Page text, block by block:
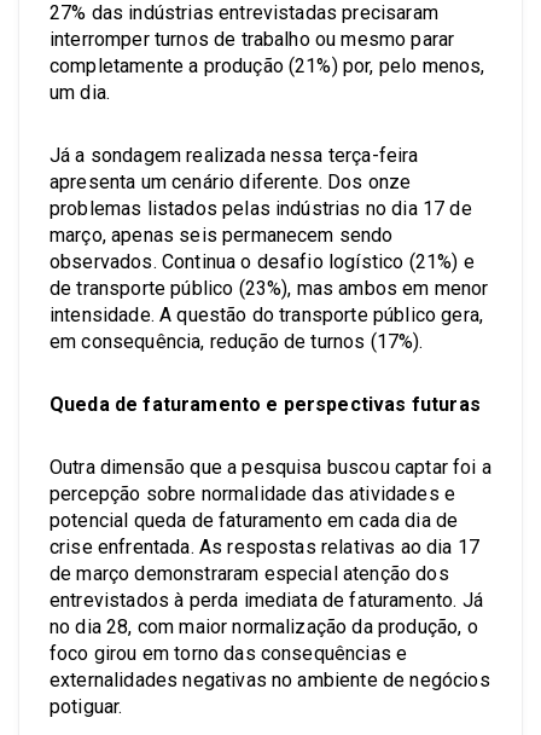
27% das indústrias entrevistadas precisaram
interromper turnos de trabalho ou mesmo parar
completamente a produção (21%) por, pelo menos,
um dia.
Já a sondagem realizada nessa terça-feira
apresenta um cenário diferente. Dos onze
problemas listados pelas indústrias no dia 17 de
março, apenas seis permanecem sendo
observados. Continua o desafio logístico (21%) e
de transporte público (23%), mas ambos em menor
intensidade. A questão do transporte público gera,
em consequência, redução de turnos (17%).
Queda de faturamento e perspectivas futuras
Outra dimensão que a pesquisa buscou captar foi a
percepção sobre normalidade das atividades e
potencial queda de faturamento em cada dia de
crise enfrentada. As respostas relativas ao dia 17
de março demonstraram especial atenção dos
entrevistados à perda imediata de faturamento. Já
no dia 28, com maior normalização da produção, o
foco girou em torno das consequências e
externalidades negativas no ambiente de negócios
potiguar.